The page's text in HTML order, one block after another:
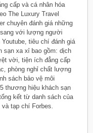
cấp và cá nhân hóa
The Luxury Travel
chuyên đánh giá những
với lượng người
tiêu chí đánh giá
sạn xa xỉ bao gồm: dịch
vời, tiện ích đẳng cấp
phòng nghỉ chất lượng
sách bảo vệ môi
thương hiệu khách sạn
kết từ danh sách của
tạp chí Forbes.